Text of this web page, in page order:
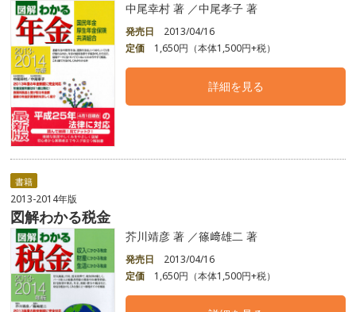
中尾幸村 著 ／中尾孝子 著
発売日
2013/04/16
定価
1,650円（本体1,500円+税）
詳細を見る
書籍
2013-2014年版
図解わかる税金
芥川靖彦 著 ／篠﨑雄二 著
発売日
2013/04/16
定価
1,650円（本体1,500円+税）